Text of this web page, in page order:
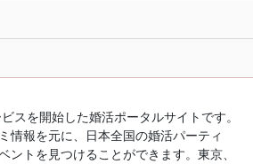
スを開始した婚活ポータルサイトです。
情報を元に、日本全国の婚活パーティ
ントを見つけることができます。東京、